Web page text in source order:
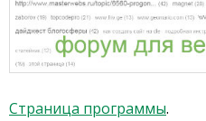
Страница программы.